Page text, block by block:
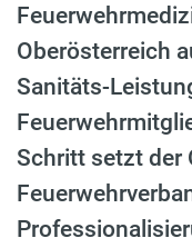
Oberösterreich
Sanitäts-
Schritt setzt der